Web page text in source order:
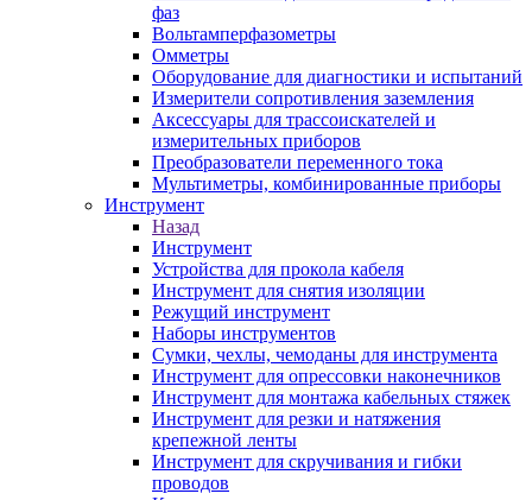
фаз
Вольтамперфазометры
Омметры
Оборудование для диагностики и испытаний
Измерители сопротивления заземления
Аксессуары для трассоискателей и
измерительных приборов
Преобразователи переменного тока
Мультиметры, комбинированные приборы
Инструмент
Назад
Инструмент
Устройства для прокола кабеля
Инструмент для снятия изоляции
Режущий инструмент
Наборы инструментов
Сумки, чехлы, чемоданы для инструмента
Инструмент для опрессовки наконечников
Инструмент для монтажа кабельных стяжек
Инструмент для резки и натяжения
крепежной ленты
Инструмент для скручивания и гибки
проводов